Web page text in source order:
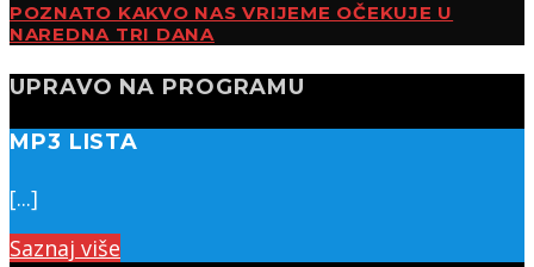
POZNATO KAKVO NAS VRIJEME OČEKUJE U
NAREDNA TRI DANA
UPRAVO NA PROGRAMU
MP3 LISTA
[...]
Saznaj više